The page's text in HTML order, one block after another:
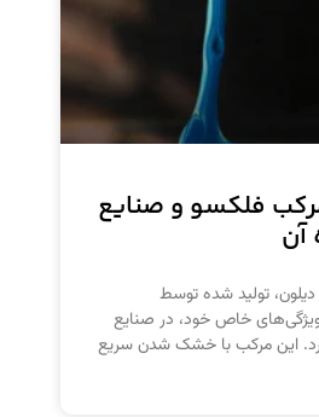
فلکسو و صنایع
آن
تولید شده توسط
ویژگی‌های خاص خود، در صنایع
این مرکب با خشک شدن سریع